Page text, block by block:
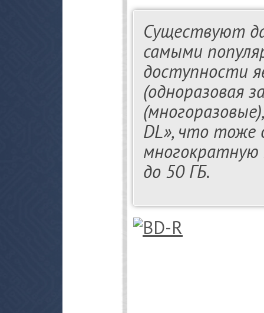
Существуют
самыми
доступности
(одноразовая
DL», что тоже
многократную
до 50 ГБ.